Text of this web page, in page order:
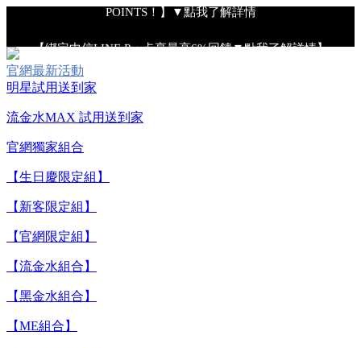
POINTS！】▼點我了解詳情
【綁定中信LINE Pay卡享最高6%回饋▼點我了解詳情】
【重要公告】IPSA 無法驗證非官方通路銷售之品牌商品的真實
性，也無法協助此類商品的售後服務
【全新流金水MAX 百元試用送到家！再享回購金】▼點我立
【8/4-8/9 新客LINE購物導購滿$2,000送100點LINE
【綁定中信LINE Pay卡享最高6%回饋▼點我了解詳情】
官網最新活動
明星試用送到家
流金水MAX 試用送到家
官網獨家組合
【生日慶限定組】
【新客限定組】
【官網限定組】
【流金水組合】
【黑金水組合】
【ME組合】